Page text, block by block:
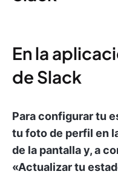
En la
de Slack
Para configurar tu
tu foto de perfil en
de la pantalla y, a
«Actualizar tu